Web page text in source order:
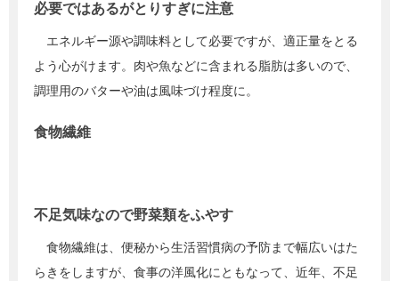
必要ではあるがとりすぎに注意
エネルギー源や調味料として必要ですが、適正量をとる
よう心がけます。肉や魚などに含まれる脂肪は多いので、
調理用のバターや油は風味づけ程度に。
食物繊維
不足気味なので野菜類をふやす
食物繊維は、便秘から生活習慣病の予防まで幅広いはた
らきをしますが、食事の洋風化にともなって、近年、不足